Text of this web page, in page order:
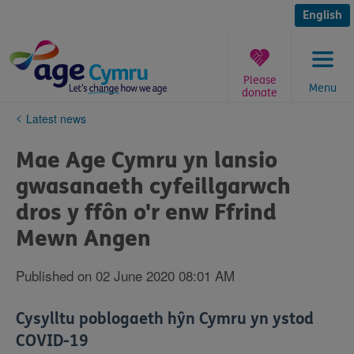
content
English
Menu
Please
donate
You
here:
Latest news
Mae Age Cymru yn lansio
gwasanaeth cyfeillgarwch
dros y ffôn o'r enw Ffrind
Mewn Angen
Published on 02 June 2020 08:01 AM
Cysylltu poblogaeth hŷn Cymru yn ystod
COVID-19